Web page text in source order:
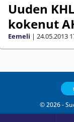
Uuden
kokenut
Eemeli | 24.05.2013
© 2026 -